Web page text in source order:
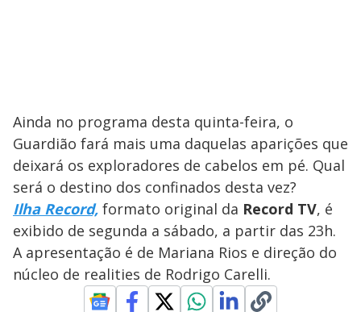
Ainda no programa desta quinta-feira, o
Guardião fará mais uma daquelas aparições que
deixará os exploradores de cabelos em pé. Qual
será o destino dos confinados desta vez?
Ilha Record, formato original da Record TV, é
exibido de segunda a sábado, a partir das 23h.
A apresentação é de Mariana Rios e direção do
núcleo de realities de Rodrigo Carelli.